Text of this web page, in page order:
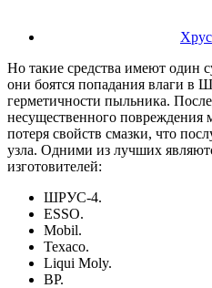
Но такие средства имеют один
они боятся попадания влаги в
герметичности пыльника.
несущественного повреждения
потеря свойств смазки, что
узла. Одними из лучших
изготовителей:
ШРУС-4.
ESSO.
Mobil.
Texaco.
Liqui Moly.
BP.